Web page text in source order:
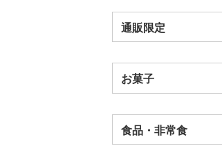
通販限定
お菓子
食品・非常食